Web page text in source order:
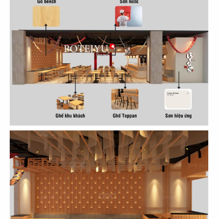
THIẾT KẾ, THI CÔNG NHÀ HÀNG CHAY
VÔ ÚY - GÒ VẤP
Chủ đầu tư: Nhà hàng chay Vô Úy
Diện tích: 470m2
Địa điểm: 47 Đường 3, KDC CityLand Park Hills, P.
10, Quận Gò Vấp, TP.HCM